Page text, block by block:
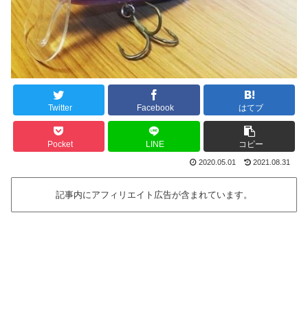
Twitter Facebook はてブ
Pocket LINE コピー
2020.05.01 2021.08.31
記事内にアフィリエイト広告が含まれています。